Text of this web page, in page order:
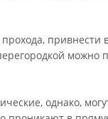
прохода,
однако,